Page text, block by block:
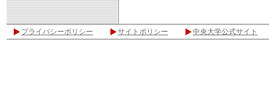
プライバシーポリシー サイトポリシー 中央大学公式サイト